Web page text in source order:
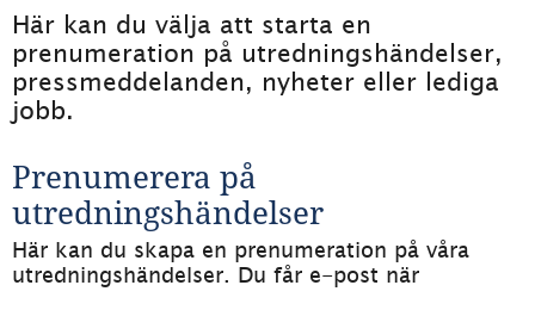
Här kan du välja att starta en
prenumeration på utredningshändelser,
pressmeddelanden, nyheter eller lediga
jobb.
Prenumerera på
utredningshändelser
Här kan du skapa en prenumeration på våra
utredningshändelser. Du får e-post när